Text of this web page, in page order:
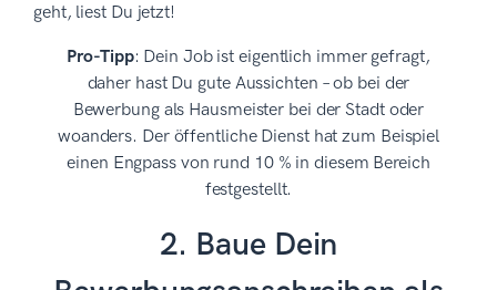
geht, liest Du jetzt!
Pro-Tipp: Dein Job ist eigentlich immer gefragt,
daher hast Du gute Aussichten – ob bei der
Bewerbung als Hausmeister bei der Stadt oder
woanders. Der öffentliche Dienst hat zum Beispiel
einen Engpass von rund 10 % in diesem Bereich
festgestellt.
2. Baue Dein